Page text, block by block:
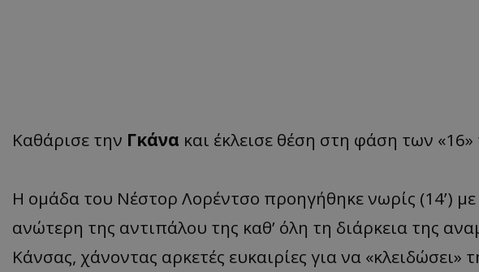
Καθάρισε την Γκάνα και έκλεισε θέση στη φάση των
Η ομάδα του Νέστορ Λορέντσο προηγήθηκε νωρίς (14’) με
ανώτερη της αντιπάλου της καθ’ όλη τη διάρκεια της
Κάνσας, χάνοντας αρκετές ευκαιρίες για να